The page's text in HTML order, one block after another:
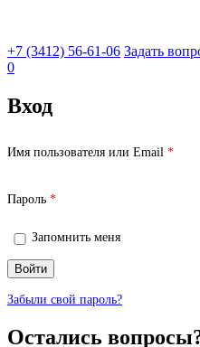
+7 (3412) 56-61-06 Задать
0
Вход
Имя пользователя или Email *
Пароль *
Запомнить меня
Войти
Забыли свой пароль?
Остались